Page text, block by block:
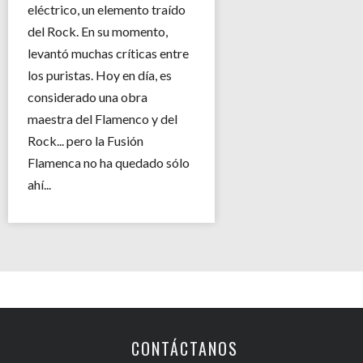
eléctrico, un elemento traído
del Rock. En su momento,
levantó muchas críticas entre
los puristas. Hoy en día, es
considerado una obra
maestra del Flamenco y del
Rock... pero la Fusión
Flamenca no ha quedado sólo
ahí...
CONTÁCTANOS